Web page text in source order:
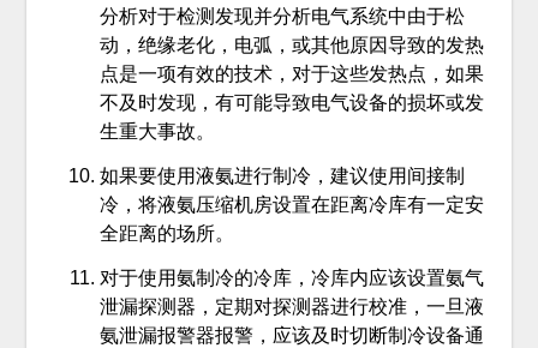
分析对于检测发现并分析电气系统中由于松
动，绝缘老化，电弧，或其他原因导致的发热
点是一项有效的技术，对于这些发热点，如果
不及时发现，有可能导致电气设备的损坏或发
生重大事故。
如果要使用液氨进行制冷，建议使用间接制
冷，将液氨压缩机房设置在距离冷库有一定安
全距离的场所。
对于使用氨制冷的冷库，冷库内应该设置氨气
泄漏探测器，定期对探测器进行校准，一旦液
氨泄漏报警器报警，应该及时切断制冷设备通